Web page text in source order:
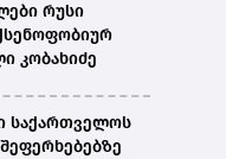
რუსი
კობახიძე
საქართველოს